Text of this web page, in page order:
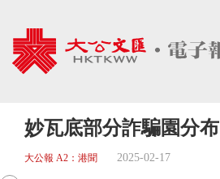
妙瓦底部分詐騙園分布
大公報 A2：港聞 2025-02-17